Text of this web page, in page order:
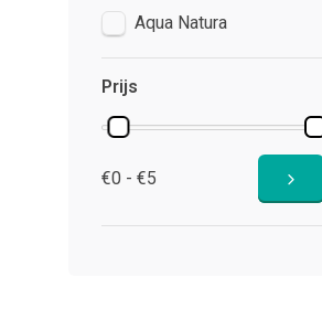
Aqua Natura
Prijs
€0 - €5